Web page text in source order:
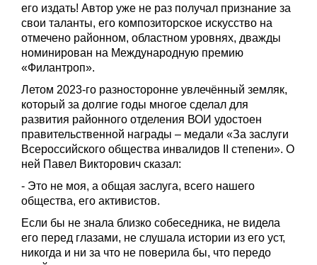
его издать! Автор уже не раз получал признание за
свои таланты, его композиторское искусство на
отмечено районном, областном уровнях, дважды
номинирован на Международную премию
«Филантроп».
Летом 2023-го разносторонне увлечённый земляк,
который за долгие годы многое сделал для
развития районного отделения ВОИ удостоен
правительственной награды – медали «За заслуги
Всероссийского общества инвалидов II степени». О
ней Павел Викторович сказал:
- Это не моя, а общая заслуга, всего нашего
общества, его активистов.
Если бы не знала близко собеседника, не видела
его перед глазами, не слушала истории из его уст,
никогда и ни за что не поверила бы, что передо